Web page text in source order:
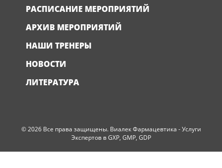
РАСПИСАНИЕ МЕРОПРИЯТИЙ
АРХИВ МЕРОПРИЯТИЙ
НАШИ ТРЕНЕРЫ
НОВОСТИ
ЛИТЕРАТУРА
© 2026 Все права защищены. Виалек Фармацевтика - Услуги
Экспертов в GXP, GMP, GDP